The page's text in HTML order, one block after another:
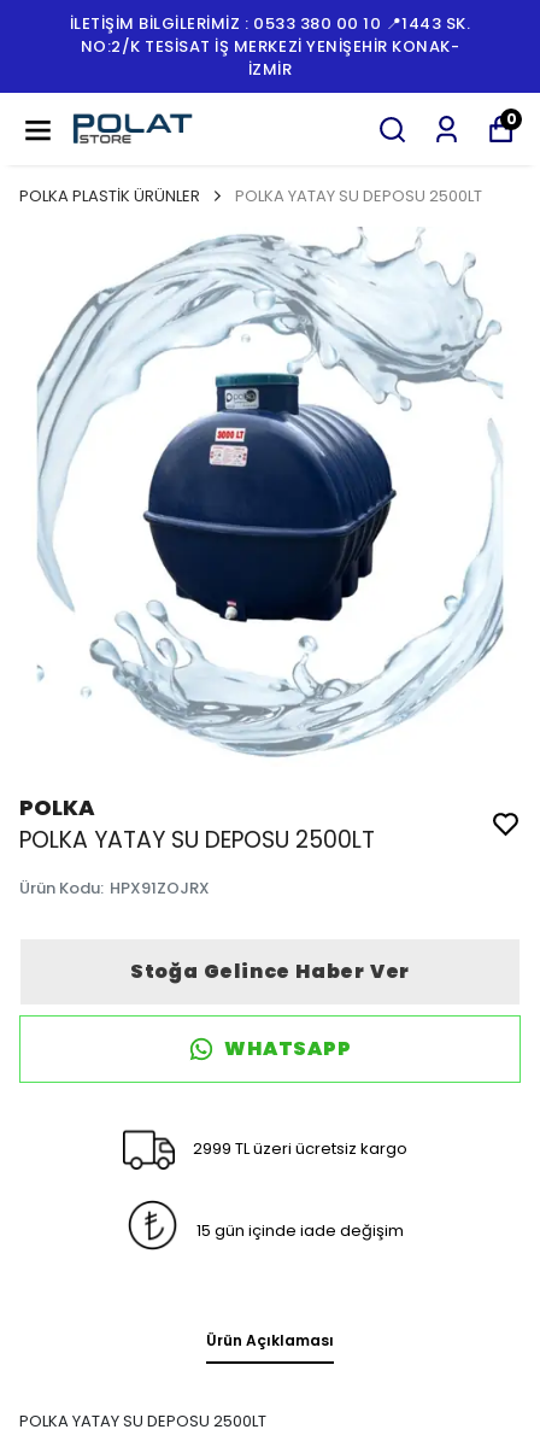
İLETİŞİM BİLGİLERİMİZ : 0533 380 00 10
NO:2/K TESISAT İŞ MERKEZI YENIŞEHIR
0
POLKA PLASTİK ÜRÜNLER POLKA YATAY SU DEPOSU 2500LT
POLKA
POLKA YATAY SU DEPOSU 2500LT
Ürün Kodu: HPX91ZOJRX
Stoğa Gelince Haber Ver
WHATSAPP
2999 TL üzeri ücretsiz kargo
15 gün içinde iade değişim
Ürün Açıklaması
POLKA YATAY SU DEPOSU 2500LT